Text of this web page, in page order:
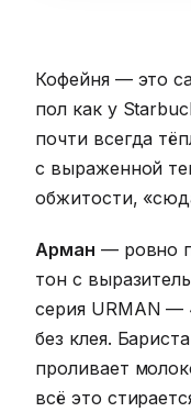
Кофейня — это
пол как у
почти всегда
с выраженной
обжитости,
Арман — ровно
тон с
серия URMAN —
без клея.
проливает
всё это